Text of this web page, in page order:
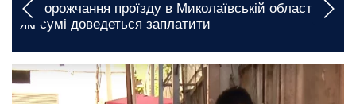
Подорожчання проїзду в Миколаївській області:
які сумі доведеться заплатити
12 травня, 21:00